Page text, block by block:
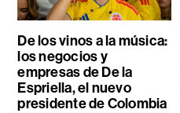
De los vinos a la música:
los negocios y
empresas de De la
Espriella, el nuevo
presidente de Colombia